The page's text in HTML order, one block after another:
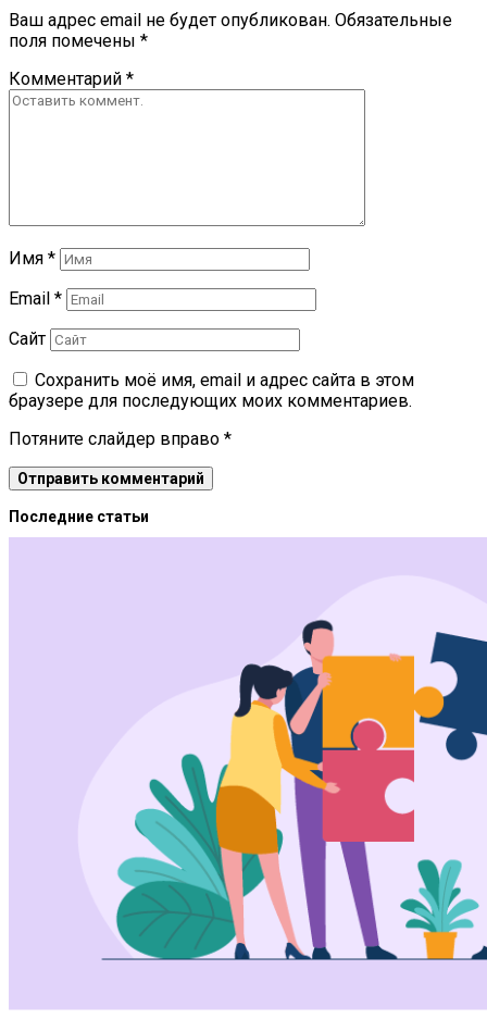
Ваш адрес email не будет опубликован. Обязательные
поля помечены *
Комментарий *
Имя *
Email *
Сайт
Сохранить моё имя, email и адрес сайта в этом
браузере для последующих моих комментариев.
Потяните слайдер вправо *
Последние статьи